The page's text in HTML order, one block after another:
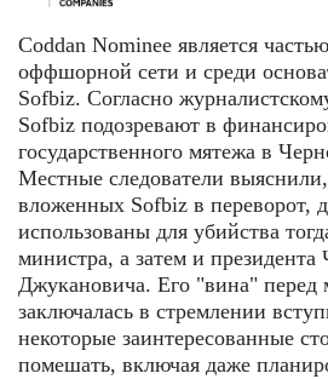
Coddan Nominee является
оффшорной сети и среди
Sofbiz. Согласно
Sofbiz подозревают в
государственного мятежа в
Местные следователи
вложенных Sofbiz в переворот,
использованы для убийства
министра, а затем и
Джукановича. Его "вина" перед
заключалась в стремлении
некоторые заинтересованные
помешать, включая даже